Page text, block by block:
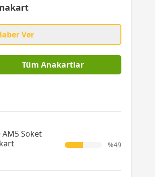
Ver
Tüm Anakartlar
AM5 Soket
%49